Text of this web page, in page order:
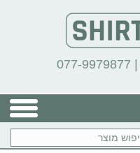
077-9979877 |